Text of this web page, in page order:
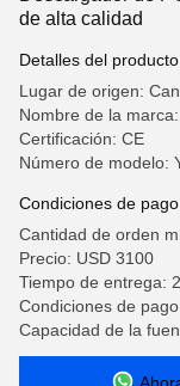
de alta calidad
Detalles del producto
Lugar de origen:
Nombre de la
Certificación: CE
Número de modelo:
Condiciones de
Cantidad de orden
Precio: USD 3100
Tiempo de entrega:
Condiciones de
Capacidad de la